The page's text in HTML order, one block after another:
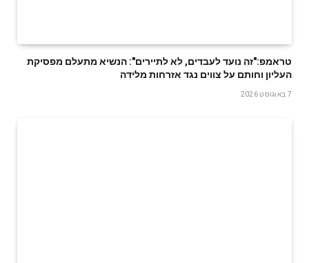
טראמפ:"זה נועד לעבדים, לא לתיירים": הנשיא מתעלם מפסיקת
העליון וחותם על צווים נגד אזרחות מלידה
7 באוגוסט 2026